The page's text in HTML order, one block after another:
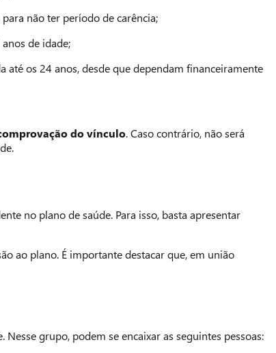
não ter período de carência;
de idade;
até os 24 anos, desde que dependam financeiramente
do vínculo. Caso contrário, não será
no plano de saúde. Para isso, basta apresentar
ao plano. É importante destacar que, em união
grupo, podem se encaixar as seguintes pessoas: